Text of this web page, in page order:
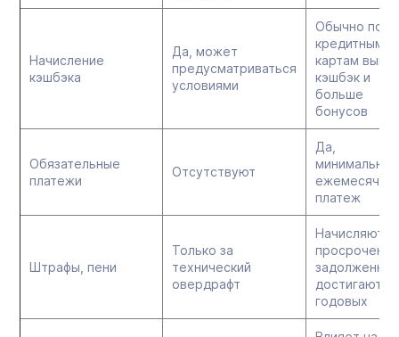
Начисление
кэшбэка
Да, может
предусматриваться
условиями
Обычно по
кредитным
картам выше
кэшбэк и
больше
бонусов
Обязательные
платежи
Отсутствуют
Да,
минимальный
платеж
Штрафы, пени
Только за
технический
овердрафт
достигают
годовых